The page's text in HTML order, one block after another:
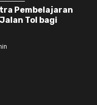
Pembelajaran
Tol bagi